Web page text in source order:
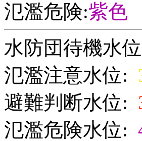
氾濫危険:紫色
水防団待機水
氾濫注意水位:
避難判断水位:
氾濫危険水位: